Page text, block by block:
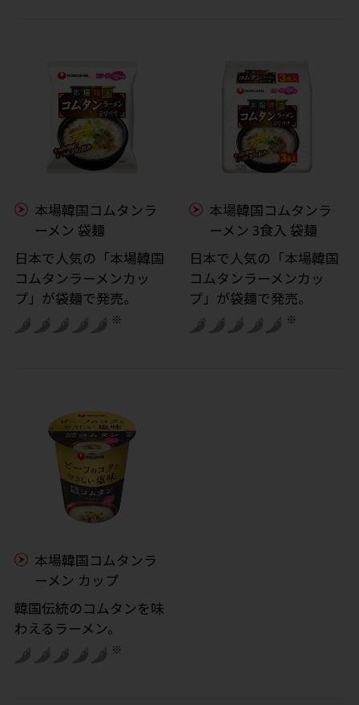
本場韓国コムタンラ
ーメン 袋麺
日本で人気の「本場韓国
コムタンラーメンカッ
プ」が袋麺で発売。
※
本場韓国コムタンラ
ーメン 3食入 袋麺
日本で人気の「本場韓国
コムタンラーメンカッ
プ」が袋麺で発売。
※
本場韓国コムタンラ
ーメン カップ
韓国伝統のコムタンを味
わえるラーメン。
※